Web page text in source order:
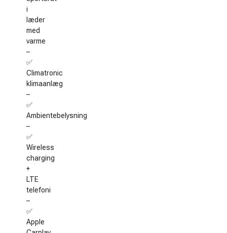
i
læder
med
varme
–
✅
Climatronic
klimaanlæg
–
✅
Ambientebelysning
–
✅
Wireless
charging
+
LTE
telefoni
–
✅
Apple